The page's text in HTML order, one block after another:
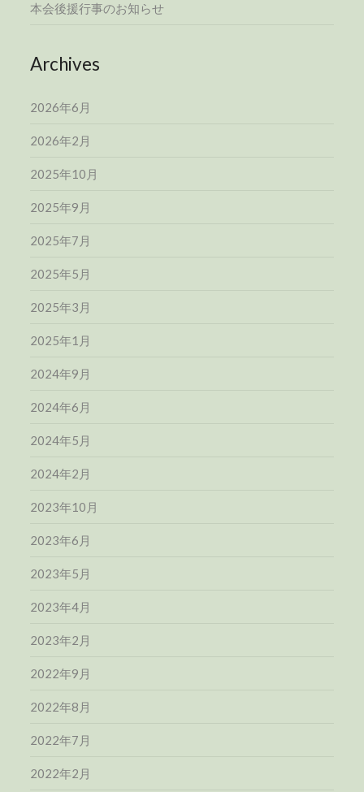
本会後援行事のお知らせ
Archives
2026年6月
2026年2月
2025年10月
2025年9月
2025年7月
2025年5月
2025年3月
2025年1月
2024年9月
2024年6月
2024年5月
2024年2月
2023年10月
2023年6月
2023年5月
2023年4月
2023年2月
2022年9月
2022年8月
2022年7月
2022年2月